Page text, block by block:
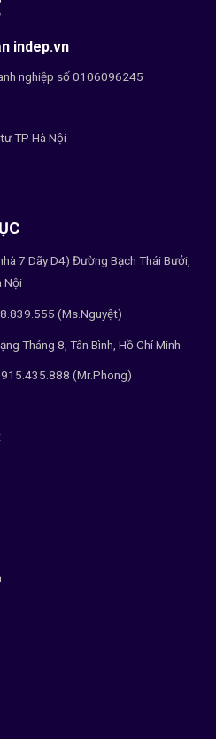
indep.vn
nghiệp số 0106096245
TP Hà Nội
7 Dãy D4) Đường Bạch Thái Bưởi,
Nội
(Ms.Nguyệt)
Tháng 8, Tân Bình, Hồ Chí Minh
(Mr.Phong)